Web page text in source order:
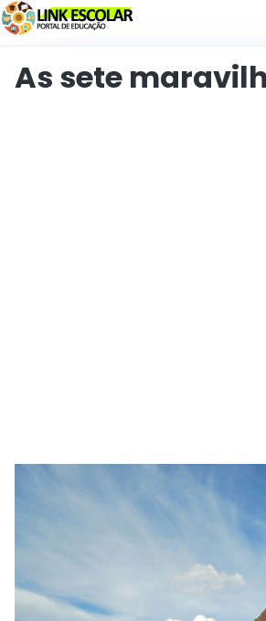
リンク
As sete